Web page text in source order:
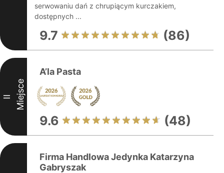
serwowaniu dań z chrupiącym kurczakiem,
dostępnych ...
9.7 (86)
II Miejsce
A’la Pasta
9.6 (48)
Firma Handlowa Jedynka Katarzyna
Gabryszak